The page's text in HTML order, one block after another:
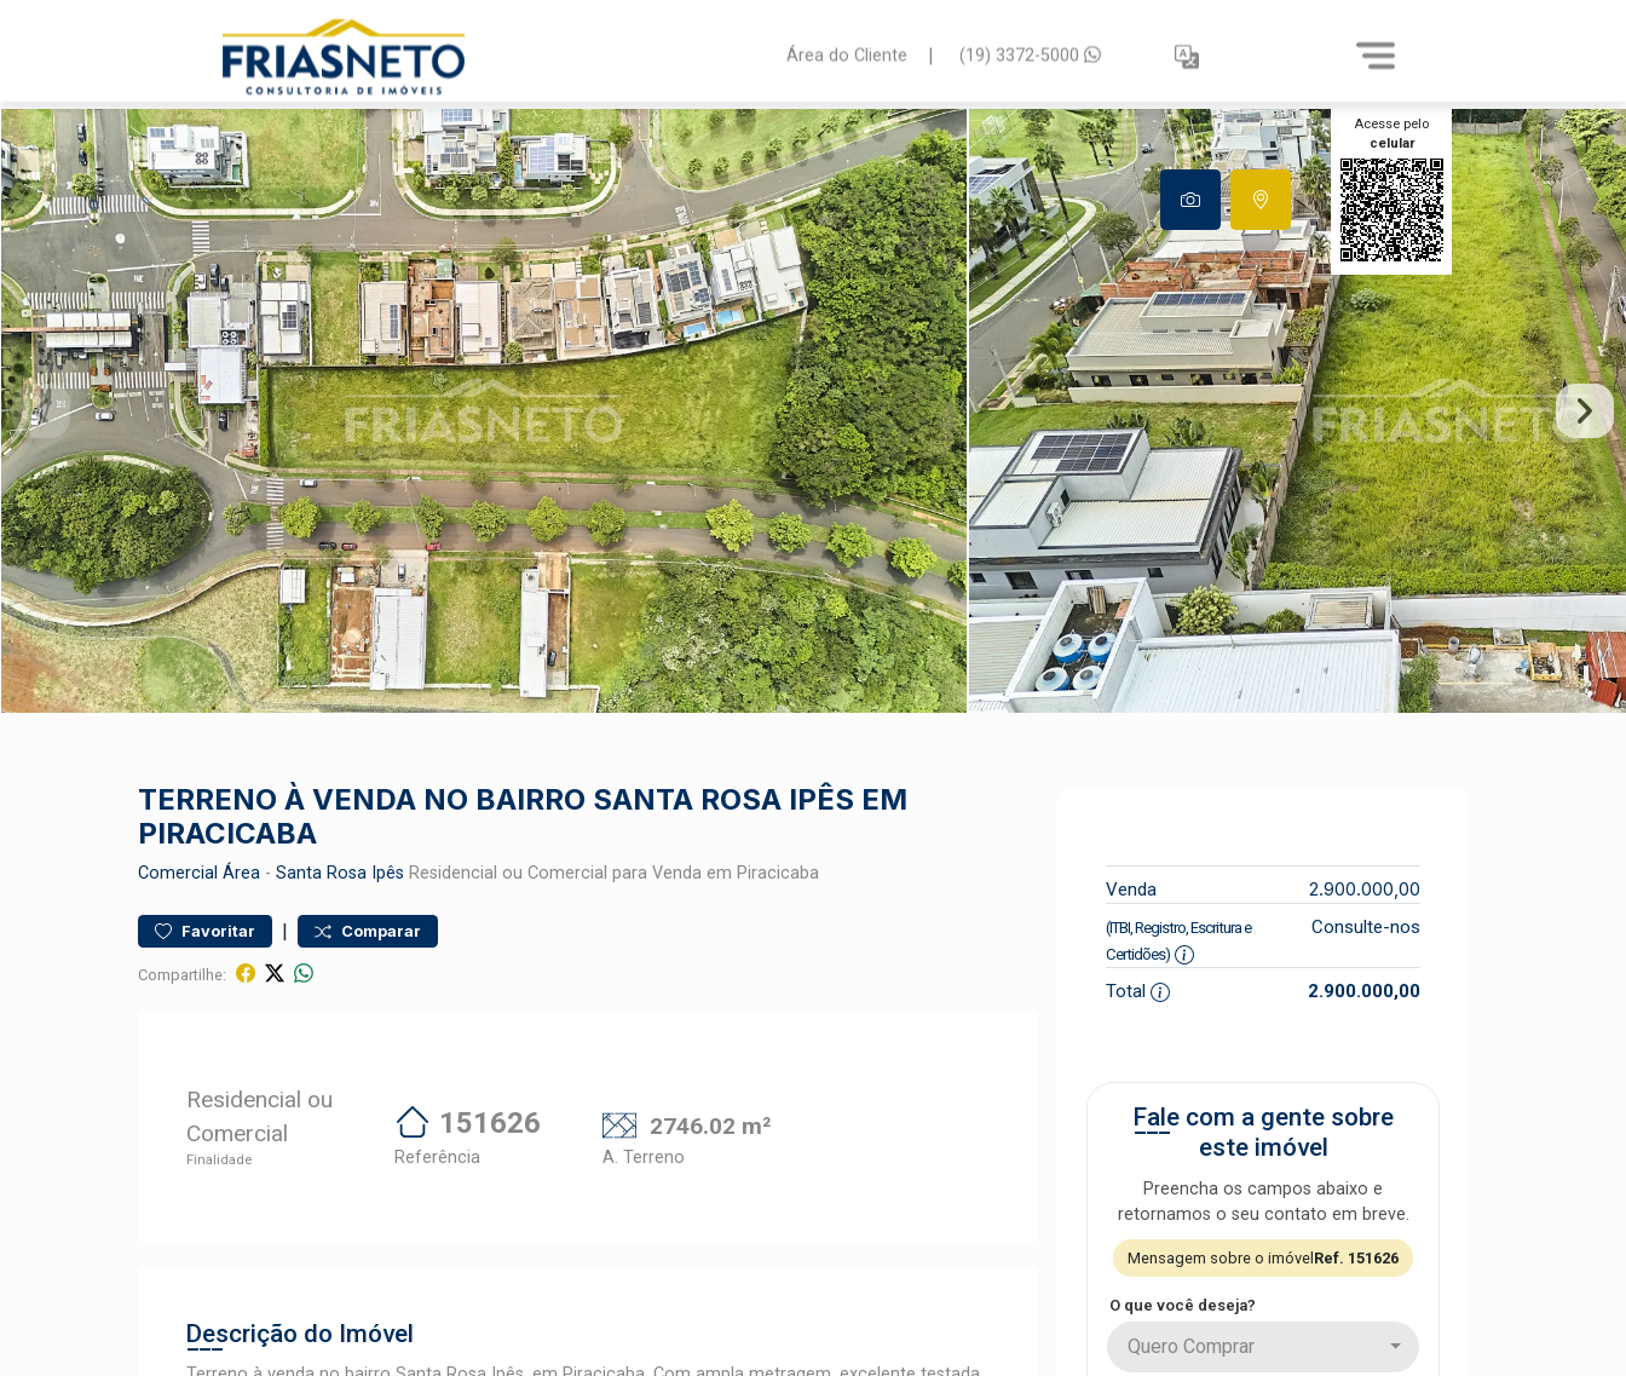
Área do Cliente | (19) 3372-5000
Acesse pelo
celular
TERRENO À VENDA NO BAIRRO SANTA ROSA IPÊS EM
PIRACICABA
Comercial Área - Santa Rosa Ipês Residencial ou Comercial para Venda em Piracicaba
Favoritar | Comparar
Compartilhe:
Residencial ou
Comercial
Finalidade
151626
Referência
2746.02 m²
A. Terreno
Descrição do Imóvel
Venda 2.900.000,00
(ITBI, Registro, Escritura e
Certidões)
Consulte-nos
Total 2.900.000,00
Fale com a gente sobre
este imóvel
Preencha os campos abaixo e
retornamos o seu contato em breve.
Mensagem sobre o imóvel Ref. 151626
O que você deseja?
Quero Comprar